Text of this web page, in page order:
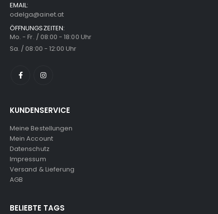
EMAIL:
odelga@ainet.at
ÖFFNUNGSZEITEN:
Mo. - Fr. / 08:00 - 18:00 Uhr
Sa. / 08:00 - 12:00 Uhr
KUNDENSERVICE
Meine Bestellungen
Mein Account
Datenschutz
Impressum
Versand & Lieferung
AGB
BELIEBTE TAGS